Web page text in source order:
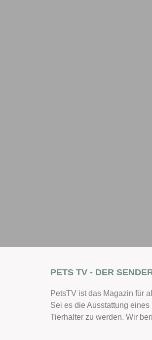
PETS TV - DER
PetsTV ist das Magazin für
Sei es die Ausstattung
Tierhalter zu werden. Wir